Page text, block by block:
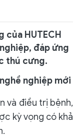
của HUTECH
đáp ứng
thú cưng.
nghiệp mới
và điều trị bệnh,
kỳ vọng có khả